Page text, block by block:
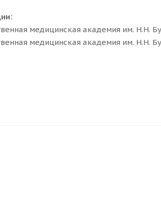
медицинская академия им. Н.Н.
медицинская академия им. Н.Н.